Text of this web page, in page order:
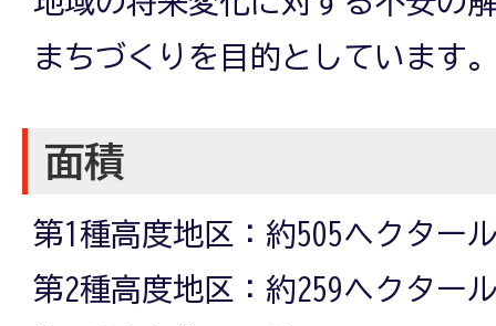
まちづくりを目的としています
面積
第1種高度地区：約505ヘクター
第2種高度地区：約259ヘクター